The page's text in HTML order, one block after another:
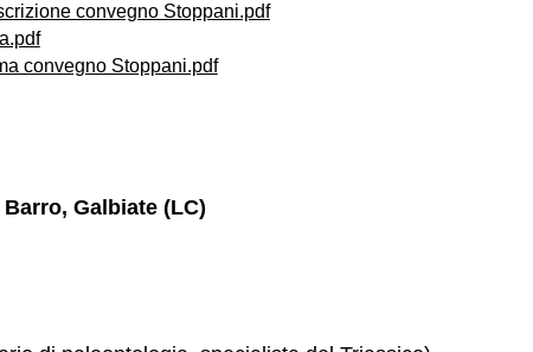
convegno Stoppani.pdf
convegno Stoppani.pdf
Barro, Galbiate (LC)